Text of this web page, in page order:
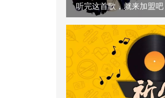
听完这首歌，就来加盟吧